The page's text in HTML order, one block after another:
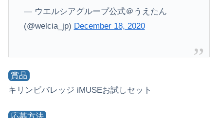
— ウエルシアグループ公式＠うえたん
(@welcia_jp) December 18, 2020
賞品
キリンビバレッジ iMUSEお試しセット